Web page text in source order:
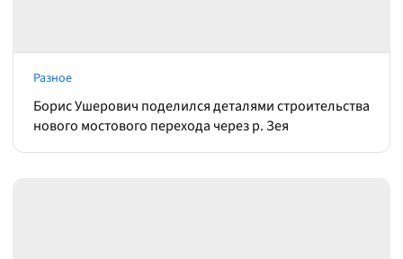
Разное
Борис Ушерович поделился деталями строительства
нового мостового перехода через р. Зея